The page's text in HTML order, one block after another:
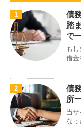
1
債
踏
で
も
借金
2
債
所
当
なっ